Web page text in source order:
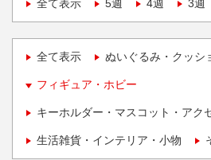
全て表示
5週 4週 3週
全て表示 ぬいぐるみ・クッシ
フィギュア・ホビー
キーホルダー・マスコット・アク
生活雑貨・インテリア・小物